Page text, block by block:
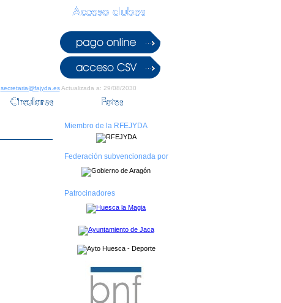
secretaria@fajyda.esActualizada a: 29/08/2030
Miembro de la RFEJYDA
Federación subvencionada por
Patrocinadores